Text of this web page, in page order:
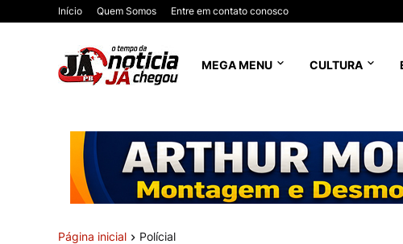
Início Quem Somos Entre em contato conosco
MEGA MENU CULTURA
Página inicial Polícial